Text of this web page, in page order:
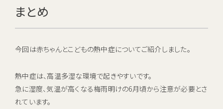
まとめ
今回は赤ちゃんとこどもの熱中症についてご紹介しました。
熱中症は、高温多湿な環境で起きやすいです。
急に湿度、気温が高くなる梅雨明けの6月頃から注意が必要とさ
れています。